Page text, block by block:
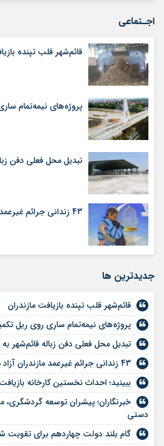
اجـتماعی
قائم‌شهر قلب تپنده
پروژه‌های نیمه‌تمام
تبدیل محل فعلی دفن
43 زندانی جرائم غیرعمد مازندران آزاد می شوند
جديدترين ها
قائم‌شهر قلب تپنده بازیافت مازندران
پروژه‌های نیمه‌تمام ساری روی ریل
تبدیل محل فعلی دفن زباله قائم‌شهر
43 زندانی جرائم غیرعمد مازندران آزاد می شوند
ببینید؛ احداث نخستین کارخانه
خبرنگاران؛ پیشران توسعه گردشگری،
دستی
گام بلند دولت چهاردهم برای تقویت